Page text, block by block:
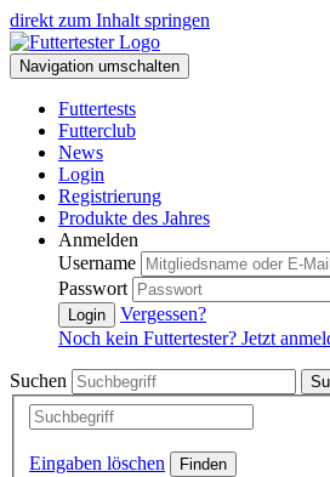
direkt zum Inhalt springen
Navigation umschalten
Futtertests
Futterclub
News
Login
Registrierung
Produkte des Jahres
Anmelden
Username
Passwort
Login
Vergessen?
Noch kein Futtertester? Jetzt
Suchen
Eingaben löschen